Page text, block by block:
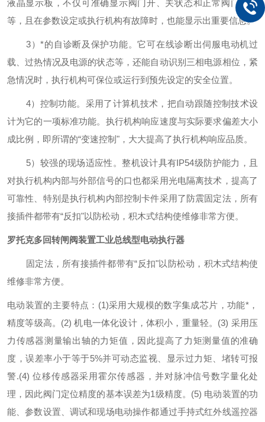
液晶显示板，不仅可准确显示阀门开、关状态和正常阀门开度
等，且在参数设定或执行机构有故障时，也能显示出重要信息。
3）*的自诊断及保护功能。它可在线诊断出伺服电动机过
载、过热情况及电源的状态等，还能自动识别三相电源相位，紧
急情况时，执行机构可保位或运行到预先设定的安全位置。
4）控制功能。采用了计算机技术，把自动跟随控制技术设
计为它的一项标准功能。执行机构响应速度与实际要求偏差大小
成比例，即所谓的“变速控制"，大大提高了执行机构响应品质。
5）较强的现场适应性。整机设计具有IP54级防护能力，且
对执行机构内部与外部信号的口也都采用光电隔离技术，提高了
可靠性、特别是执行机构内部控制卡件采用了防震固定法，所有
接插件都带有“反扣"以防松动，积木式结构使维修非常方便。
罗托克多回转闸阀装置工业总线型电动执行器
固定法，所有接插件都带有“反扣"以防松动，积木式结构使
维修非常方便。
电动装置的主要特点： (1)采用大规模的数字集成芯片，功能*，
精度等级高。 (2) 机电一体化设计，体积小，重量轻。 (3) 采用压
力传感器测量输出轴的力矩值，因此提高了力矩测量值的准确
度，误差率小于等于5%并可动态监视、显示过力矩、堵转可报
警.(4) 位移传感器采用霍尔传感器，并对脉冲信号数字量化处
理，因此阀门定位精度的基本误差为1级精度。 (5) 电动装置的功
能、参数设置、调试和现场电动操作都通过手持式红外线遥控器